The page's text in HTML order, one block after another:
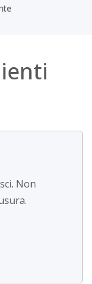
Non